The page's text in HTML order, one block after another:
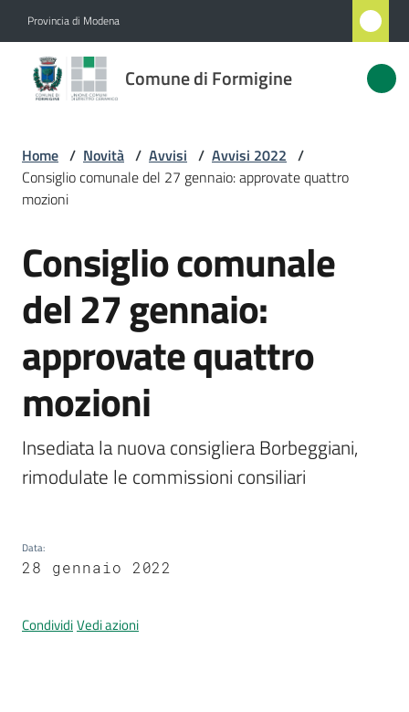
Provincia di Modena
Comune di Formigine
Comune
di
Amministrazione
Novità
Menu selezionato
Servizi
Vivere
Formigine
Prenotazione
A
l
e
Home / Novità / Avvisi / Avvisi 2022 /
Consiglio comunale del 27 gennaio: approvate quattro
mozioni
Salta al contenuto
Consiglio comunale
del 27 gennaio:
approvate quattro
mozioni
Insediata la nuova consigliera Borbeggiani,
rimodulate le commissioni consiliari
Data:
28 gennaio 2022
CondividiVedi azioni